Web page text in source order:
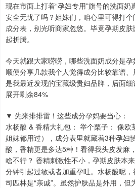
现在市面上打着“孕妇专用”旗号的洗面
安全无忧了吗？姐妹们，咱心里可得打
成分表，别光听商家忽悠。毕竟孕期皮
起折腾。
今天就跟大家唠唠，哪些洗面奶成分是孕
顺便分享几款我个人觉得成分比较靠谱
是我最近发现的宝藏级贵妇品牌，后面细
展开剩余84%
▼ 先来排排雷！这些成分孕妈要当心：
水杨酸 & 香精大礼包： 举个栗子： 像欧
姐妹都用过），成分表里就藏着3种孕妇
酸，香精更是多达5种！看得我头皮发麻
啥不行？ 香精刺激性不小，孕期皮肤本
分钟引起过敏或者加重孕吐。水杨酸呢
司匹林是“亲戚”。虽然护肤品是外用，